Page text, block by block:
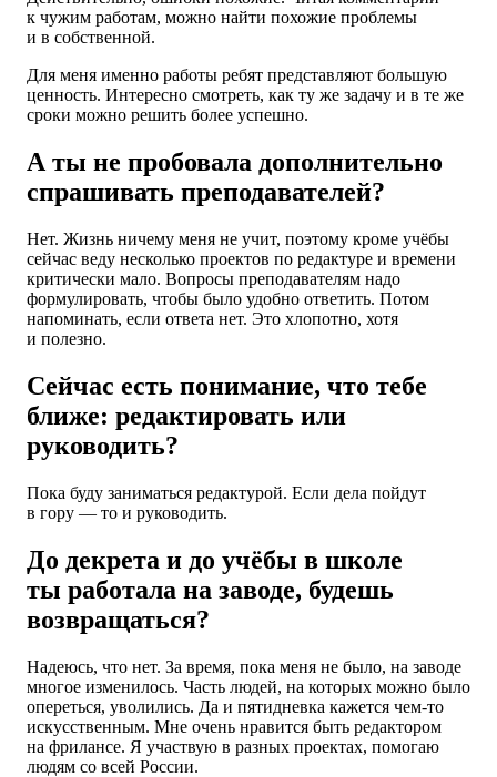
к чужим работам, можно найти похожие проблемы
и в собственной.
Для меня именно работы ребят представляют большую
ценность. Интересно смотреть, как ту же задачу и в те же
сроки можно решить более успешно.
А ты не пробовала дополнительно
спрашивать преподавателей?
Нет. Жизнь ничему меня не учит, поэтому кроме учёбы
сейчас веду несколько проектов по редактуре и времени
критически мало. Вопросы преподавателям надо
формулировать, чтобы было удобно ответить. Потом
напоминать, если ответа нет. Это хлопотно, хотя
и полезно.
Сейчас есть понимание, что тебе
ближе: редактировать или
руководить?
Пока буду заниматься редактурой. Если дела пойдут
в гору — то и руководить.
До декрета и до учёбы в школе
ты работала на заводе, будешь
возвращаться?
Надеюсь, что нет. За время, пока меня не было, на заводе
многое изменилось. Часть людей, на которых можно было
опереться, уволились. Да и пятидневка кажется чем-то
искусственным. Мне очень нравится быть редактором
на фрилансе. Я участвую в разных проектах, помогаю
людям со всей России.